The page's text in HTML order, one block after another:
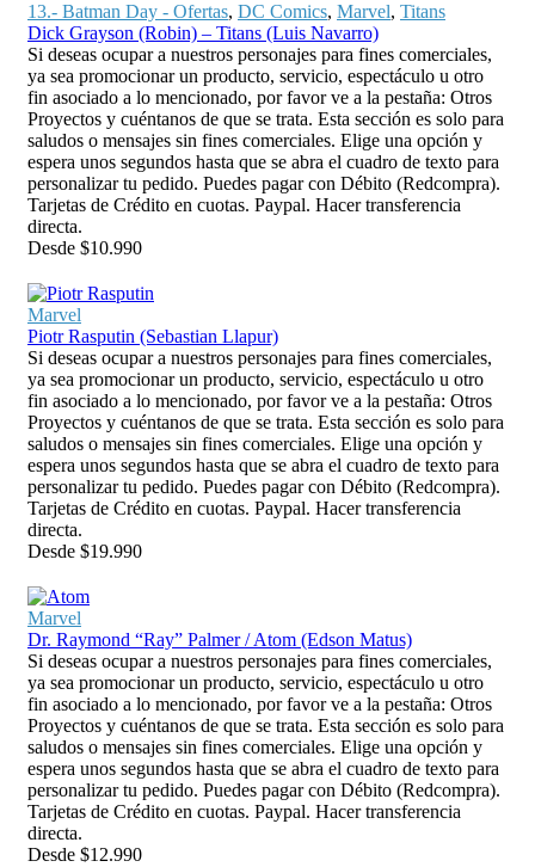
13.- Batman Day - Ofertas, DC Comics, Marvel, Titans
Dick Grayson (Robin) – Titans (Luis Navarro)
Si deseas ocupar a nuestros personajes para fines comerciales,
ya sea promocionar un producto, servicio, espectáculo u otro
fin asociado a lo mencionado, por favor ve a la pestaña: Otros
Proyectos y cuéntanos de que se trata. Esta sección es solo para
saludos o mensajes sin fines comerciales. Elige una opción y
espera unos segundos hasta que se abra el cuadro de texto para
personalizar tu pedido. Puedes pagar con Débito (Redcompra).
Tarjetas de Crédito en cuotas. Paypal. Hacer transferencia
directa.
Desde $10.990
Marvel
Piotr Rasputin (Sebastian Llapur)
Si deseas ocupar a nuestros personajes para fines comerciales,
ya sea promocionar un producto, servicio, espectáculo u otro
fin asociado a lo mencionado, por favor ve a la pestaña: Otros
Proyectos y cuéntanos de que se trata. Esta sección es solo para
saludos o mensajes sin fines comerciales. Elige una opción y
espera unos segundos hasta que se abra el cuadro de texto para
personalizar tu pedido. Puedes pagar con Débito (Redcompra).
Tarjetas de Crédito en cuotas. Paypal. Hacer transferencia
directa.
Desde $19.990
Marvel
Dr. Raymond “Ray” Palmer / Atom (Edson Matus)
Si deseas ocupar a nuestros personajes para fines comerciales,
ya sea promocionar un producto, servicio, espectáculo u otro
fin asociado a lo mencionado, por favor ve a la pestaña: Otros
Proyectos y cuéntanos de que se trata. Esta sección es solo para
saludos o mensajes sin fines comerciales. Elige una opción y
espera unos segundos hasta que se abra el cuadro de texto para
personalizar tu pedido. Puedes pagar con Débito (Redcompra).
Tarjetas de Crédito en cuotas. Paypal. Hacer transferencia
directa.
Desde $12.990